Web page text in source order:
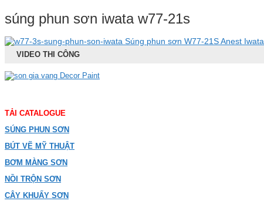
súng phun sơn iwata w77-21s
Súng phun sơn W77-21S Anest Iwata
VIDEO THI CÔNG
TẢI CATALOGUE
SÚNG PHUN SƠN
BÚT VẼ MỸ THUẬT
BƠM MÀNG SƠN
NỒI TRỘN SƠN
CÂY KHUẤY SƠN